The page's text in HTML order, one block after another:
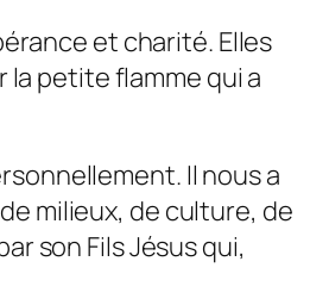
et charité. Elles
la petite flamme qui a
Il nous a
milieux, de culture, de
son Fils Jésus qui,